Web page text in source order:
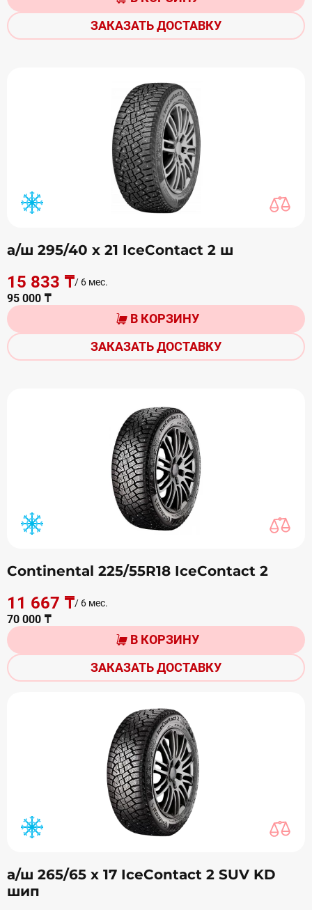
ЗАКАЗАТЬ ДОСТАВКУ
а/ш 295/40 х 21 IceContact 2 ш
15 833 ₸/ 6 мес.
95 000 ₸
В КОРЗИНУ
ЗАКАЗАТЬ ДОСТАВКУ
Continental 225/55R18 IceContact 2
11 667 ₸/ 6 мес.
70 000 ₸
В КОРЗИНУ
ЗАКАЗАТЬ ДОСТАВКУ
а/ш 265/65 х 17 IceContact 2 SUV KD
шип